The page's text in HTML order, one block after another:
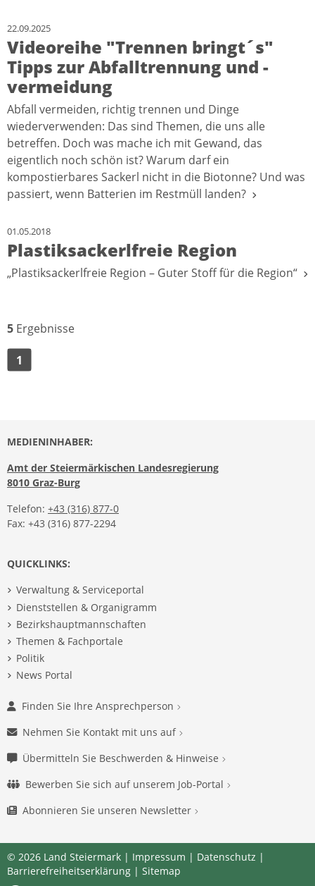
22.09.2025
Videoreihe "Trennen bringt´s"
Tipps zur Abfalltrennung und -
vermeidung
Abfall vermeiden, richtig trennen und Dinge
wiederverwenden: Das sind Themen, die uns alle
betreffen. Doch was mache ich mit Gewand, das
eigentlich noch schön ist? Warum darf ein
kompostierbares Sackerl nicht in die Biotonne? Und was
passiert, wenn Batterien im Restmüll landen?
01.05.2018
Plastiksackerlfreie Region
„Plastiksackerlfreie Region – Guter Stoff für die Region“
5 Ergebnisse
1
MEDIENINHABER:
Amt der Steiermärkischen Landesregierung
8010 Graz-Burg
Telefon: +43 (316) 877-0
Fax: +43 (316) 877-2294
QUICKLINKS:
Verwaltung & Serviceportal
Dienststellen & Organigramm
Bezirkshauptmannschaften
Themen & Fachportale
Politik
News Portal
Finden Sie Ihre Ansprechperson
Nehmen Sie Kontakt mit uns auf
Übermitteln Sie Beschwerden & Hinweise
Bewerben Sie sich auf unserem Job-Portal
Abonnieren Sie unseren Newsletter
© 2026 Land Steiermark | Impressum | Datenschutz |
Barrierefreiheitserklärung | Sitemap